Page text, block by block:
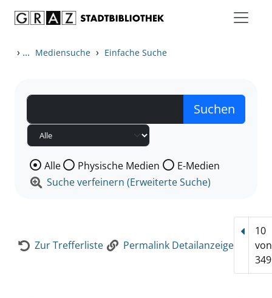
› ... Mediensuche › Einfache Suche
Wählen Sie die Medienart nach der Sie suchen wollen.
Alle Physische Medien
E-Medien
Suche verfeinern (Erweiterte Suche)
Zur Trefferliste Permalink Detailanzeige
10
von
349